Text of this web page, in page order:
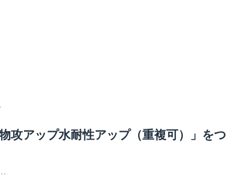
攻アップ水耐性アップ（重複可）」をつ